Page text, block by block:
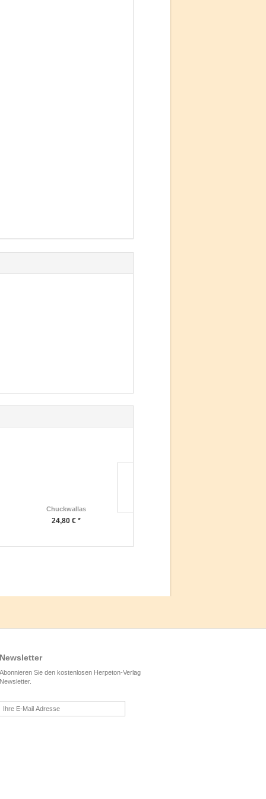
Chuckwallas
24,80 € *
Newsletter
Abonnieren Sie den kostenlosen Herpeton-Verlag
Newsletter.